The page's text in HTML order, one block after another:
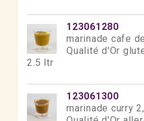
123061280
marinade cafe
Qualité d'Or
2.5 ltr
123061300
marinade curry